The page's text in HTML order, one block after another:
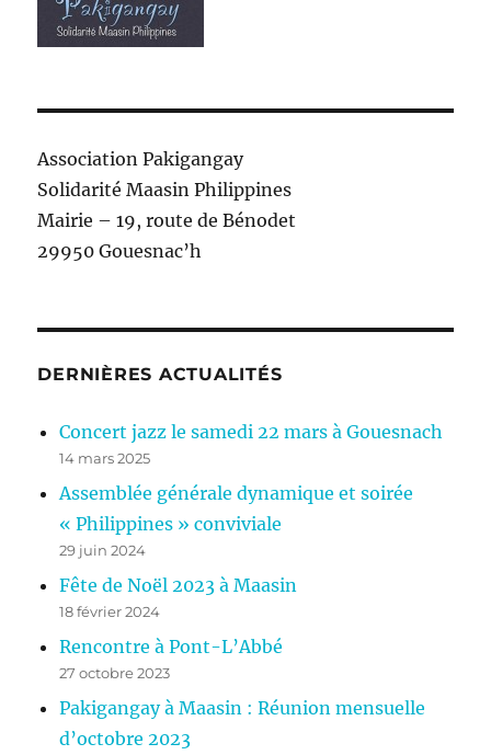
Association Pakigangay
Solidarité Maasin Philippines
Mairie – 19, route de Bénodet
29950 Gouesnac’h
DERNIÈRES ACTUALITÉS
Concert jazz le samedi 22 mars à Gouesnach
14 mars 2025
Assemblée générale dynamique et soirée
« Philippines » conviviale
29 juin 2024
Fête de Noël 2023 à Maasin
18 février 2024
Rencontre à Pont-L’Abbé
27 octobre 2023
Pakigangay à Maasin : Réunion mensuelle
d’octobre 2023